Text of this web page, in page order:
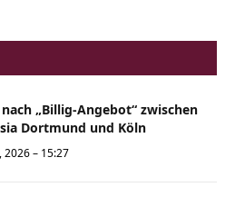
„Billig-Angebot“ zwischen
Dortmund und Köln
2026 – 15:27